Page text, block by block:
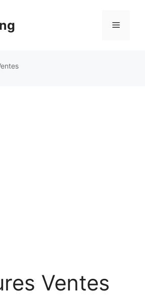
Menu
Ventes